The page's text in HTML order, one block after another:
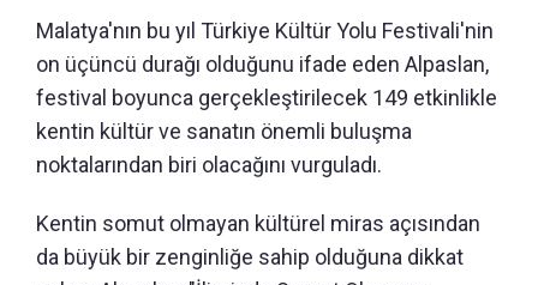
Malatya'nın bu yıl Türkiye Kültür Yolu Festivali'nin
on üçüncü durağı olduğunu ifade eden Alpaslan,
festival boyunca gerçekleştirilecek 149 etkinlikle
kentin kültür ve sanatın önemli buluşma
noktalarından biri olacağını vurguladı.
Kentin somut olmayan kültürel miras açısından
da büyük bir zenginliğe sahip olduğuna dikkat